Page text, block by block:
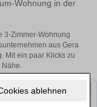
ablehnen
Wohnung in der
3-Zimmer-Wohnung
aus Gera
Mit ein paar Klicks zu
Nähe.